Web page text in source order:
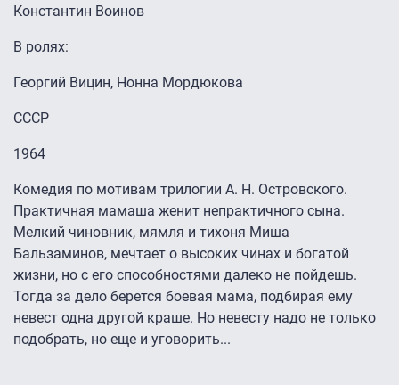
Константин Воинов
В ролях:
Георгий Вицин, Нонна Мордюкова
СССР
1964
Комедия по мотивам трилогии А. Н. Островского.
Практичная мамаша женит непрактичного сына.
Мелкий чиновник, мямля и тихоня Миша
Бальзаминов, мечтает о высоких чинах и богатой
жизни, но с его способностями далеко не пойдешь.
Тогда за дело берется боевая мама, подбирая ему
невест одна другой краше. Но невесту надо не только
подобрать, но еще и уговорить...